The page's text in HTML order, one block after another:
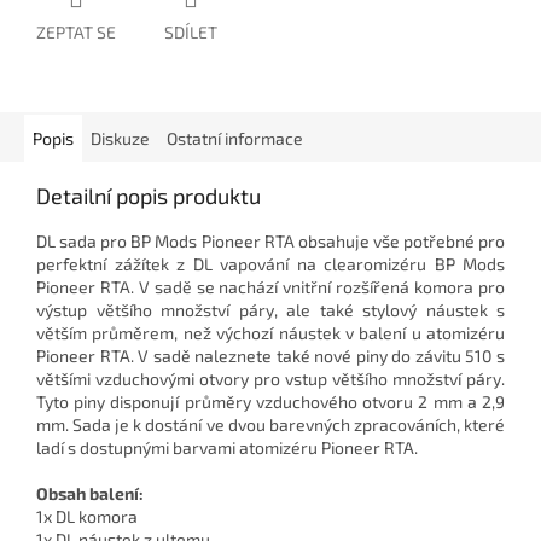
ZEPTAT SE SDÍLET
Popis Diskuze Ostatní informace
Detailní popis produktu
DL sada pro BP Mods Pioneer RTA obsahuje vše potřebné pro
perfektní zážítek z DL vapování na clearomizéru BP Mods
Pioneer RTA. V sadě se nachází vnitřní rozšířená komora pro
výstup většího množství páry, ale také stylový náustek s
větším průměrem, než výchozí náustek v balení u atomizéru
Pioneer RTA. V sadě naleznete také nové piny do závitu 510 s
většími vzduchovými otvory pro vstup většího množství páry.
Tyto piny disponují průměry vzduchového otvoru 2 mm a 2,9
mm. Sada je k dostání ve dvou barevných zpracováních, které
ladí s dostupnými barvami atomizéru Pioneer RTA.
Obsah balení:
1x DL komora